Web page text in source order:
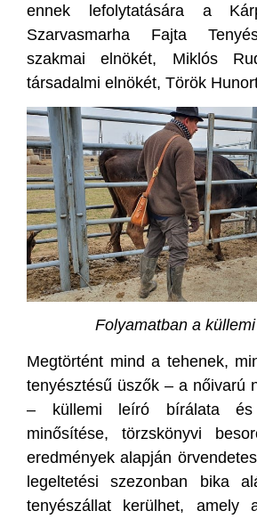
ennek lefolytatására a
Szarvasmarha Fajta
szakmai elnökét, Miklós
társadalmi elnökét, Török
Folyamatban a
Megtörtént mind a tehenek,
tenyésztésű üszők – a nőivarú
– küllemi leíró bírálata és
minősítése, törzskönyvi
eredmények alapján
legeltetési szezonban bika
tenyészállat kerülhet, amely